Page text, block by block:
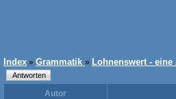
Index » Grammatik » Lohnenswert -
Autor